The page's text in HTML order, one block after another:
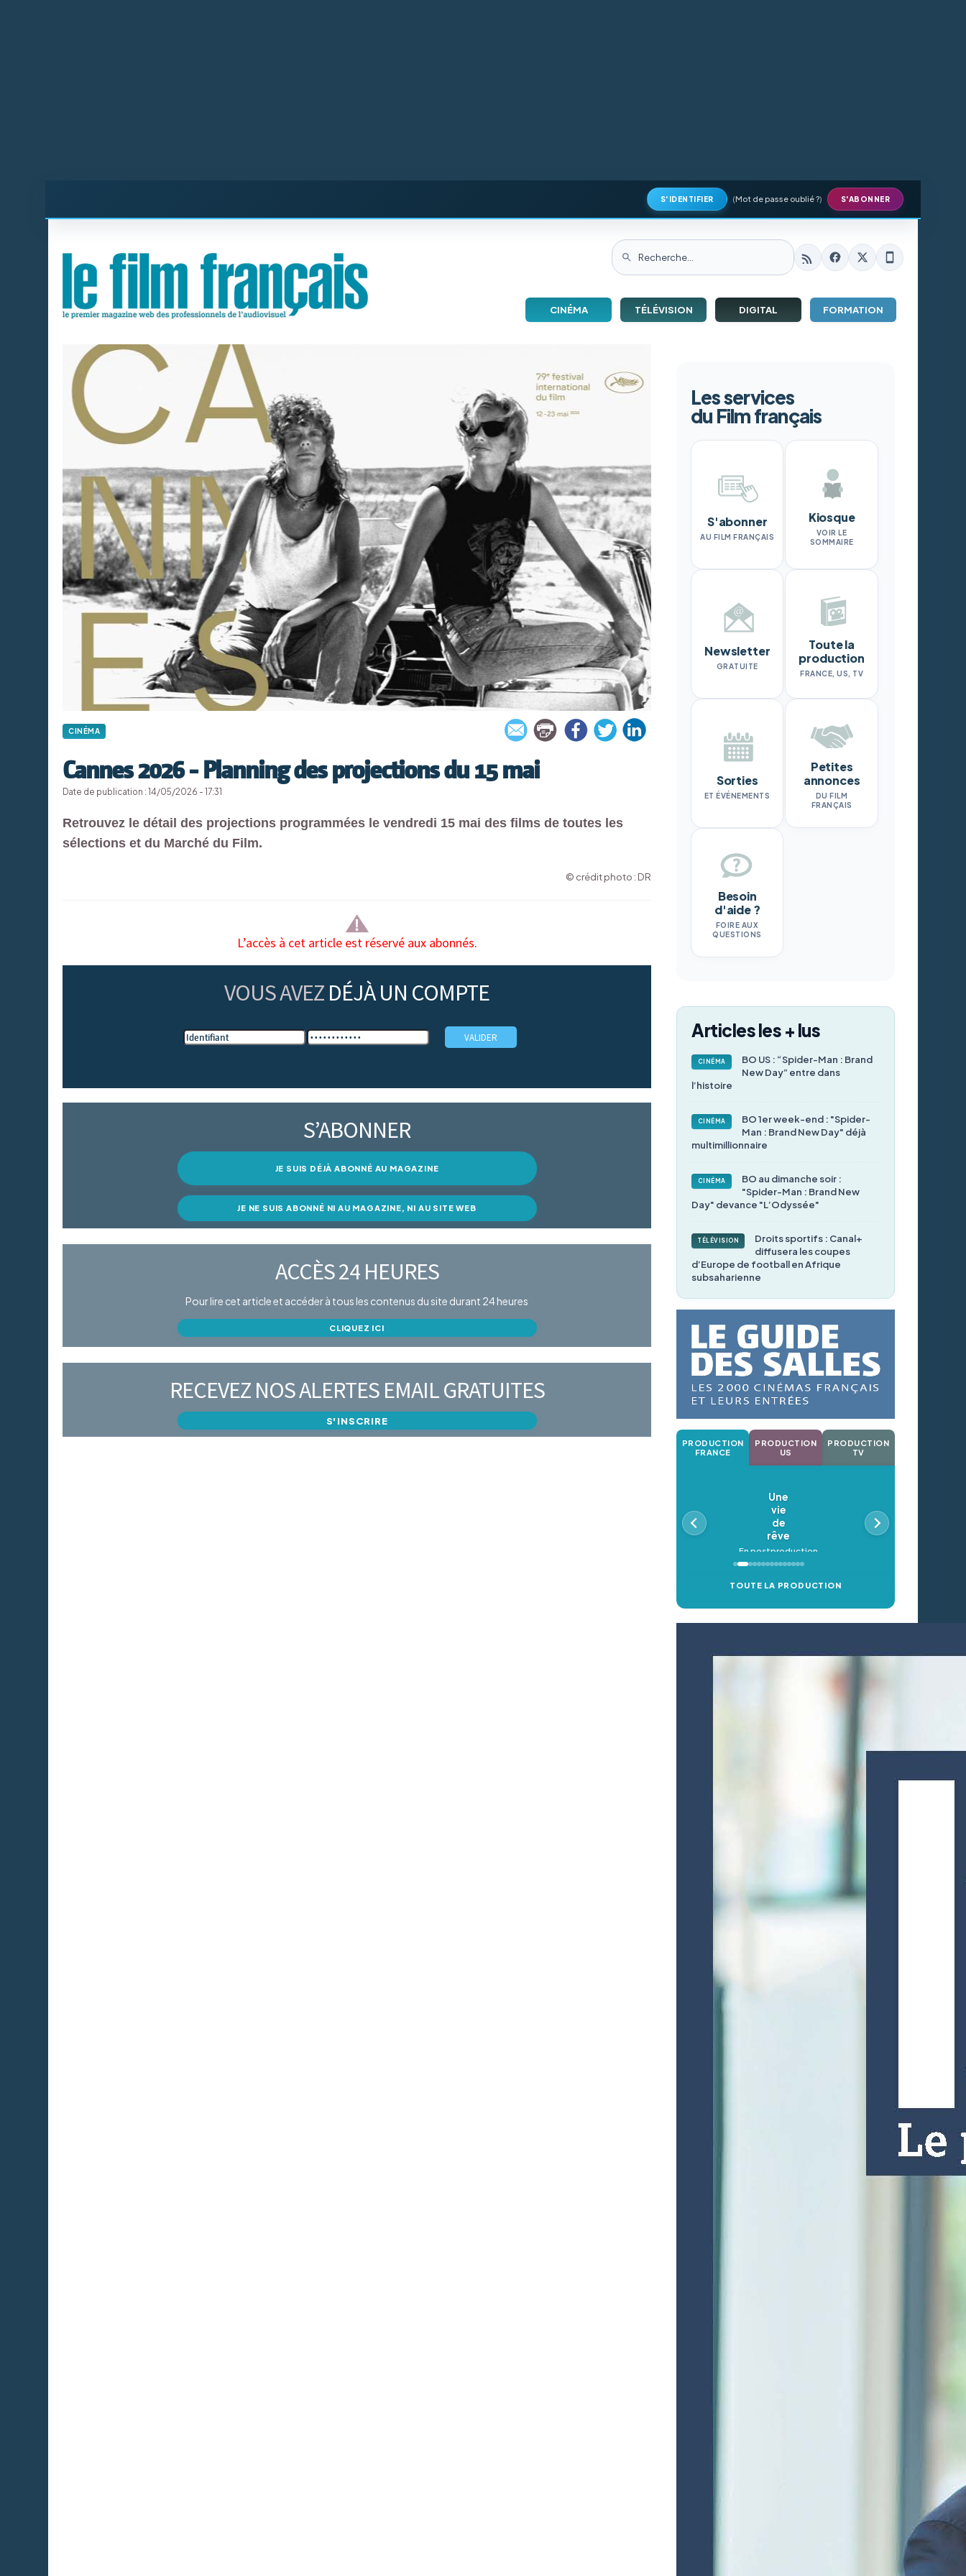
S'IDENTIFIER (Mot de passe oublié ?) S'ABONNER
CINÉMA TÉLÉVISION DIGITAL FORMATION
CINÉMA
Cannes 2026 - Planning des projections du 15 mai
Date de publication : 14/05/2026 - 17:31
Retrouvez le détail des projections programmées le vendredi 15 mai des films de toutes les
sélections et du Marché du Film.
© crédit photo : DR
L’accès à cet article est réservé aux abonnés.
VOUS AVEZ DÉJÀ UN COMPTE
S’ABONNER
JE SUIS DÉJÀ ABONNÉ AU MAGAZINE
JE NE SUIS ABONNÉ NI AU MAGAZINE, NI AU SITE WEB
ACCÈS 24 HEURES
Pour lire cet article et accéder à tous les contenus du site durant 24 heures
CLIQUEZ ICI
RECEVEZ NOS ALERTES EMAIL GRATUITES
S'INSCRIRE
Les services
du Film français
S'abonner
AU FILM FRANÇAIS
Kiosque
VOIR LE
SOMMAIRE
Newsletter
GRATUITE
Toute la
production
FRANCE, US, TV
Sorties
ET ÉVÉNEMENTS
Petites
annonces
DU FILM
FRANÇAIS
Besoin
d'aide ?
FOIRE AUX
QUESTIONS
Articles les + lus
CINÉMA
BO US : “Spider-Man : Brand
New Day” entre dans
l’histoire
CINÉMA
BO 1er week-end : "Spider-
Man : Brand New Day" déjà
multimillionnaire
CINÉMA
BO au dimanche soir :
"Spider-Man : Brand New
Day" devance "L’Odyssée"
TÉLÉVISION
Droits sportifs : Canal+
diffusera les coupes
d’Europe de football en Afrique
subsaharienne
PRODUCTION
FRANCE
PRODUCTION
US
PRODUCTION
TV
Une
vie
de
rêve
En postproduction
TOUTE LA PRODUCTION